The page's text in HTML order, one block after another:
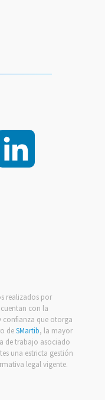
realizados por
con la
confianza que otorga
deSMartib, la mayor
de trabajo asociado
una estricta gestión
legal vigente.